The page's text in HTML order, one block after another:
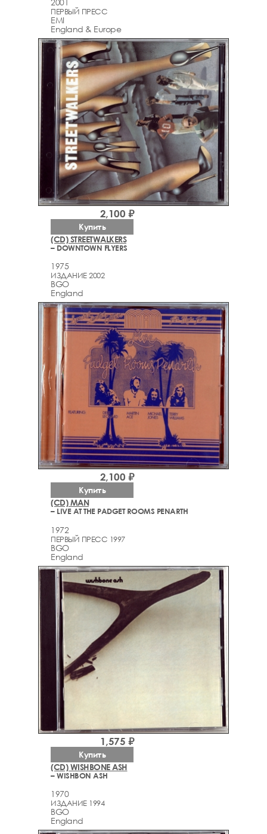
2001
ПЕРВЫЙ ПРЕСС
EMI
England & Europe
(CD) STREETWALKERS
– DOWNTOWN FLYERS
1975
ИЗДАНИЕ 2002
BGO
England
2,100 ₽
Купить
(CD) MAN
– LIVE AT THE PADGET ROOMS PENARTH
1972
ПЕРВЫЙ ПРЕСС 1997
BGO
England
2,100 ₽
Купить
(CD) WISHBONE ASH
– WISHBON ASH
1970
ИЗДАНИЕ 1994
BGO
England
1,575 ₽
Купить